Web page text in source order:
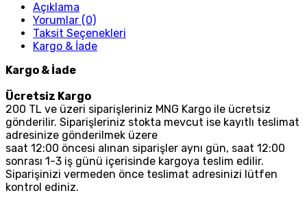
Açıklama
Yorumlar (0)
Taksit Seçenekleri
Kargo & İade
Kargo & İade
Ücretsiz Kargo
200 TL ve üzeri siparişleriniz MNG Kargo ile ücretsiz
gönderilir. Siparişleriniz stokta mevcut ise kayıtlı teslimat
adresinize gönderilmek üzere
saat 12:00 öncesi alınan siparişler aynı gün, saat 12:00
sonrası 1-3 iş günü içerisinde kargoya teslim edilir.
Siparişinizi vermeden önce teslimat adresinizi lütfen
kontrol ediniz.